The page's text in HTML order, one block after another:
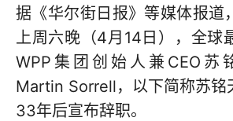
据《华尔街日报》等媒体报道
上周六晚（4月14日），全球
WPP集团创始人兼CEO苏
Martin Sorrell，以下简称苏铭
33年后宣布辞职。